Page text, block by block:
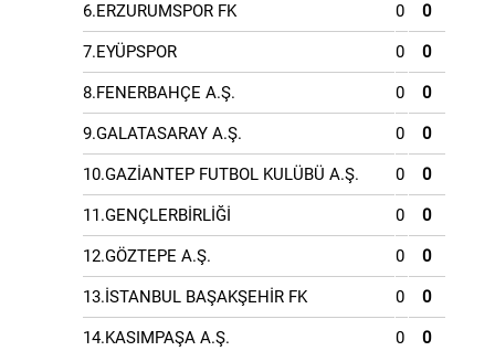
6.ERZURUMSPOR FK 0 0
7.EYÜPSPOR 0 0
8.FENERBAHÇE A.Ş. 0 0
9.GALATASARAY A.Ş. 0 0
10.GAZİANTEP FUTBOL KULÜBÜ A.Ş. 0 0
11.GENÇLERBİRLİĞİ 0 0
12.GÖZTEPE A.Ş. 0 0
13.İSTANBUL BAŞAKŞEHİR FK 0 0
14.KASIMPAŞA A.Ş. 0 0